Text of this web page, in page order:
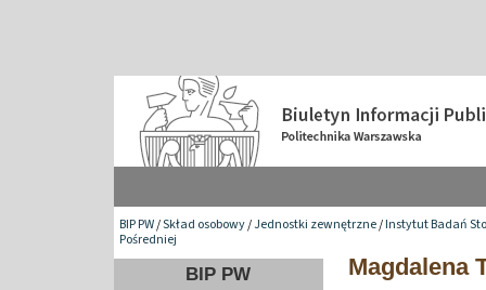
BIP PW/Skład osobowy/Jednostki zewnętrzne/Instytut Badań
Pośredniej
BIP PW Magdalena